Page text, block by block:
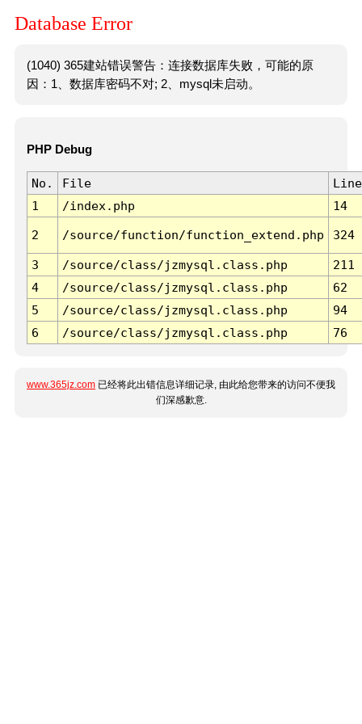
Database Error
(1040) 365建站错误警告：连接数据库失败，可能的原
因：1、数据库密码不对; 2、mysql未启动。
PHP Debug
No. File
Line
1
/index.php 14
2 /source/function/function_extend.php 324
3 /source/class/jzmysql.class.php
211
4
/source/class/jzmysql.class.php
62
5
/source/class/jzmysql.class.php
94
6
/source/class/jzmysql.class.php 76
www.365jz.com 已经将此出错信息详细记录, 由此给您带来的访问不便我
们深感歉意.